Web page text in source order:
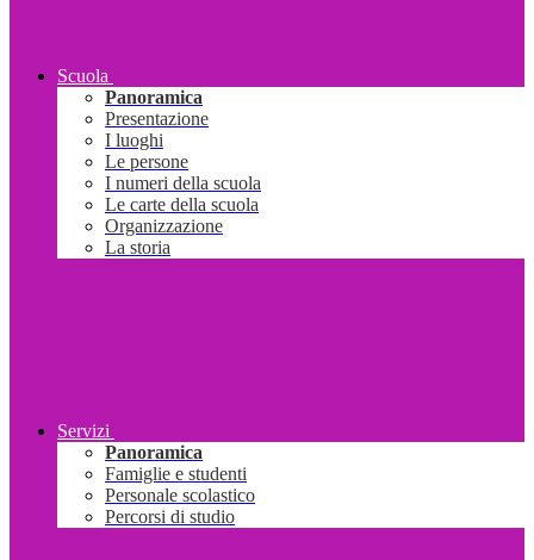
Scuola
Panoramica
Presentazione
I luoghi
Le persone
I numeri della scuola
Le carte della scuola
Organizzazione
La storia
Servizi
Panoramica
Famiglie e studenti
Personale scolastico
Percorsi di studio